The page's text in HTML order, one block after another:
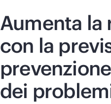
Aumenta la
con la
dei